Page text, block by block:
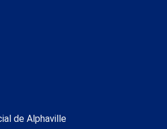
de Alphaville